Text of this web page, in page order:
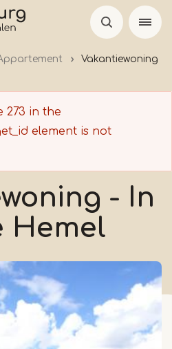
Vakantiewoning
273 in the
element is not
- In
Hemel